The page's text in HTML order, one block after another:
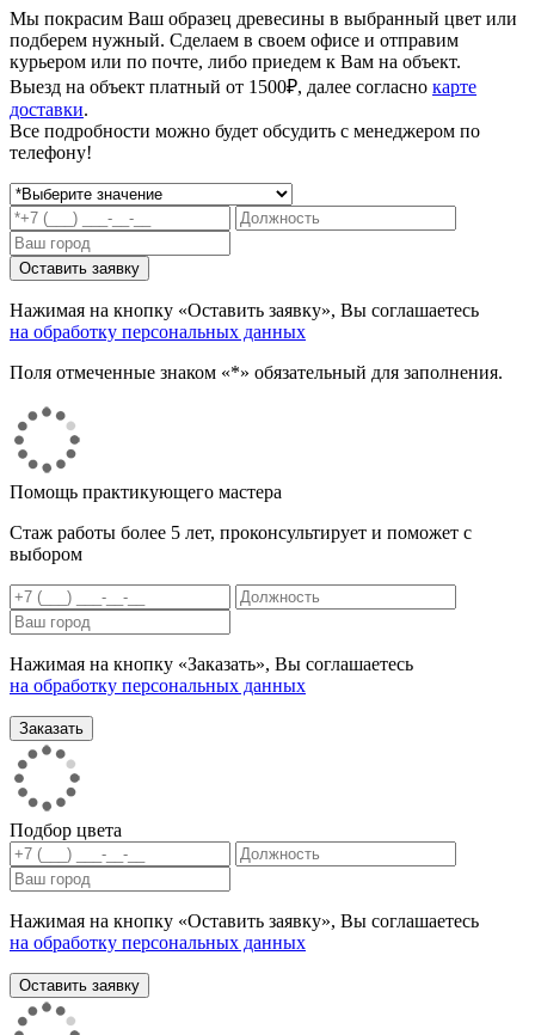
Мы покрасим Ваш образец древесины в выбранный цвет или
подберем нужный. Сделаем в своем офисе и отправим
курьером или по почте, либо приедем к Вам на объект.
Выезд на объект платный от 1500₽, далее согласно карте
доставки.
Все подробности можно будет обсудить с менеджером по
телефону!
Нажимая на кнопку «Оставить заявку», Вы соглашаетесь
на обработку персональных данных
Поля отмеченные знаком «*» обязательный для заполнения.
Помощь практикующего мастера
Стаж работы более 5 лет, проконсультирует и поможет с
выбором
Нажимая на кнопку «Заказать», Вы соглашаетесь
на обработку персональных данных
Подбор цвета
Нажимая на кнопку «Оставить заявку», Вы соглашаетесь
на обработку персональных данных